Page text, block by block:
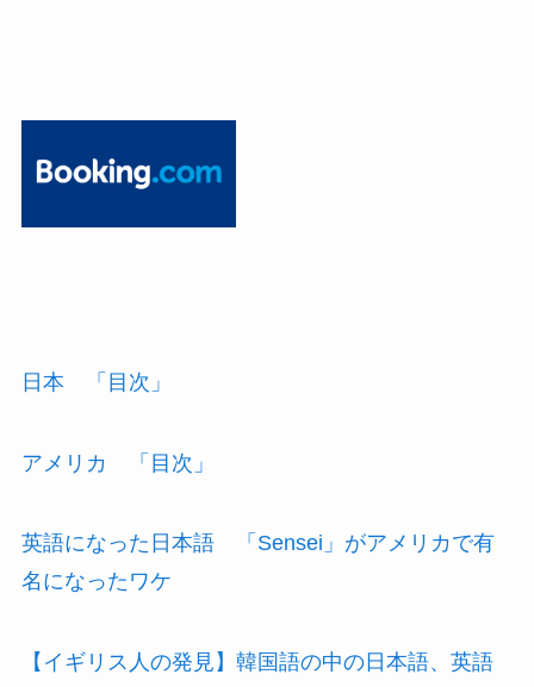
日本 「目次」
アメリカ 「目次」
英語になった日本語 「Sensei」がアメリカで有
名になったワケ
【イギリス人の発見】韓国語の中の日本語、英語